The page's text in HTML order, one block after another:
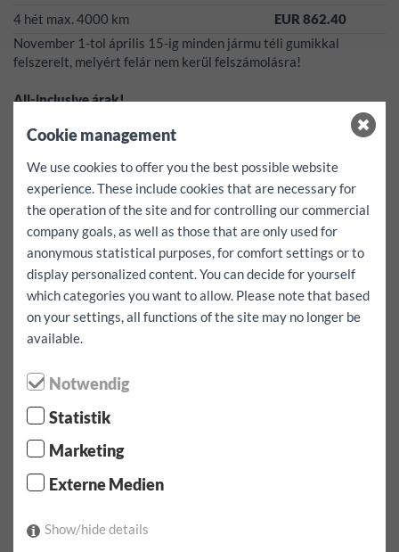
4 hét max. 4000 km
EUR 862.40
November 1-tol április 15-ig minden jármu téli gumikkal
felszerelt, melyért felár nem kerül felszámolásra!
All-inclusive árak!
szerződéskötési díjat, illetve a téli gumik költségét!*
letét: 500EUR
levonható károkonként0EUR
Nincs önrész!
Térítésmentes szolgáltatások:Navigációs rendszer,
gyermekülések és rögzítő övek csak elérhetőség függvényében,
előzetesen foglalhatóak a járműhöz.
Elérhetőségük nem garantálható!
Válassza ki a bérleti időszakot /
kilométert
Felvétel dátuma:
Cookie management
We use cookies to offer you the best possible website
experience. These include cookies that are necessary for
the operation of the site and for controlling our commercial
company goals, as well as those that are only used for
anonymous statistical purposes, for comfort settings or to
display personalized content. You can decide for yourself
which categories you want to allow. Please note that based
on your settings, all functions of the site may no longer be
available.
Notwendig
Statistik
Marketing
Externe Medien
Show/hide details